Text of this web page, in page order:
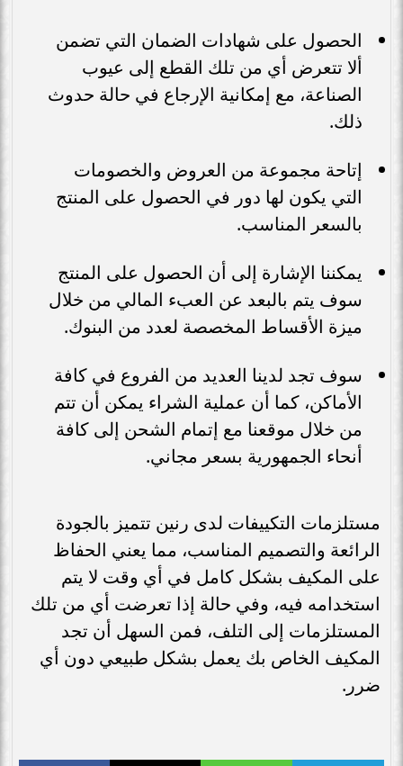
الحصول على شهادات الضمان التي تضمن
ألا تتعرض أي من تلك القطع إلى عيوب
الصناعة، مع إمكانية الإرجاع في حالة حدوث
ذلك.
إتاحة مجموعة من العروض والخصومات
التي يكون لها دور في الحصول على المنتج
بالسعر المناسب.
يمكننا الإشارة إلى أن الحصول على المنتج
سوف يتم بالبعد عن العبء المالي من خلال
ميزة الأقساط المخصصة لعدد من البنوك.
سوف تجد لدينا العديد من الفروع في كافة
الأماكن، كما أن عملية الشراء يمكن أن تتم
من خلال موقعنا مع إتمام الشحن إلى كافة
أنحاء الجمهورية بسعر مجاني.
مستلزمات التكييفات لدى رنين تتميز بالجودة
الرائعة والتصميم المناسب، مما يعني الحفاظ
على المكيف بشكل كامل في أي وقت لا يتم
استخدامه فيه، وفي حالة إذا تعرضت أي من تلك
المستلزمات إلى التلف، فمن السهل أن تجد
المكيف الخاص بك يعمل بشكل طبيعي دون أي
ضرر.